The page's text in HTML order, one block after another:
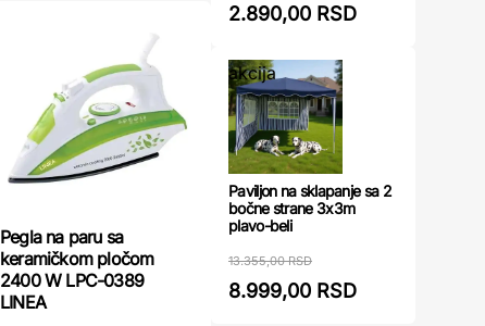
Pegla na paru sa
keramičkom pločom
2400 W LPC-0389
LINEA
2.890,00 RSD
akcija
Paviljon na sklapanje sa 2
bočne strane 3x3m
plavo-beli
13.355,00 RSD
8.999,00 RSD